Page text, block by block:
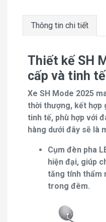
Thông tin chi tiết
Thiết kế SH
cấp và tinh tế
Xe SH Mode 2025
thời thượng, kết hợp
tinh tế, phù hợp với
hàng dưới đây sẽ là
Cụm đèn pha
hiện đại, giúp
tăng tính thẩm
trong đêm.